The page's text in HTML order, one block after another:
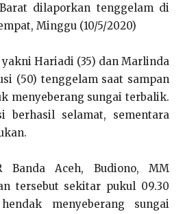
dilaporkan tenggelam di
Minggu (10/5/2020)
Hariadi (35) dan Marlinda
(50) tenggelam saat sampan
menyeberang sungai terbalik.
berhasil selamat, sementara
Banda Aceh, Budiono, MM
tersebut sekitar pukul 09.30
menyeberang sungai